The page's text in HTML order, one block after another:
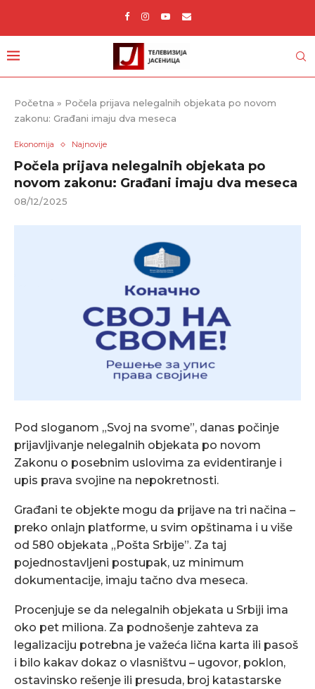
Početna » Počela prijava nelegalnih objekata po novom
zakonu: Građani imaju dva meseca
Ekonomija Najnovije
Počela prijava nelegalnih objekata po
novom zakonu: Građani imaju dva meseca
08/12/2025
Pod sloganom „Svoj na svome”, danas počinje
prijavljivanje nelegalnih objekata po novom
Zakonu o posebnim uslovima za evidentiranje i
upis prava svojine na nepokretnosti.
Građani te objekte mogu da prijave na tri načina –
preko onlajn platforme, u svim opštinama i u više
od 580 objekata „Pošta Srbije”. Za taj
pojednostavljeni postupak, uz minimum
dokumentacije, imaju tačno dva meseca.
Procenjuje se da nelegalnih objekata u Srbiji ima
oko pet miliona. Za podnošenje zahteva za
legalizaciju potrebna je važeća lična karta ili pasoš
i bilo kakav dokaz o vlasništvu – ugovor, poklon,
ostavinsko rešenje ili presuda, broj katastarske